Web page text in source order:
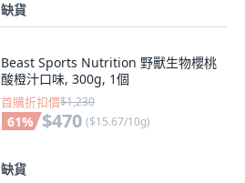
缺貨
Beast Sports Nutrition 野獸生物櫻桃
酸橙汁口味, 300g, 1個
首購折扣價$1,230
61% $470 ($15.67/10g)
缺貨